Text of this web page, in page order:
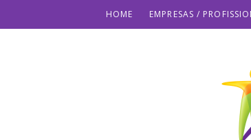
HOME EMPRESAS /